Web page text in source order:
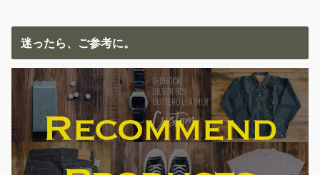
迷ったら、ご参考に。